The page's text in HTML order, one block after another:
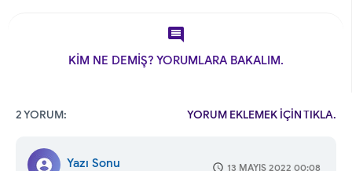

KİM NE DEMİŞ? YORUMLARA BAKALIM.
YORUM EKLEMEK İÇİN TIKLA.
2 YORUM:
Yazı Sonu 13 MAYIS 2022 00:08